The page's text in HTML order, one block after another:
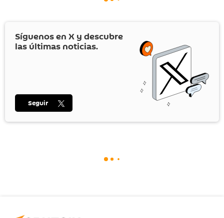
Síguenos en X y descubre
las últimas noticias.
Seguir